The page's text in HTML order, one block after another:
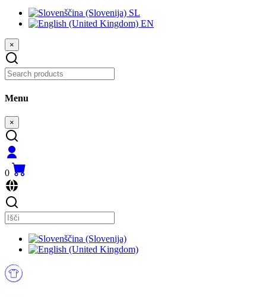
SL
EN
×
Menu
×
0